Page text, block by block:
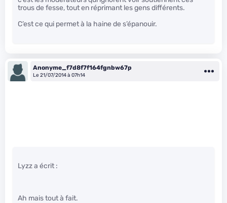
trous de fesse, tout en réprimant les gens différents.
C’est ce qui permet à la haine de s’épanouir.
Anonyme_f7d8f7f164fgnbw67p
Le 21/07/2014 à 07h14
Lyzz a écrit :
Ah mais tout à fait.